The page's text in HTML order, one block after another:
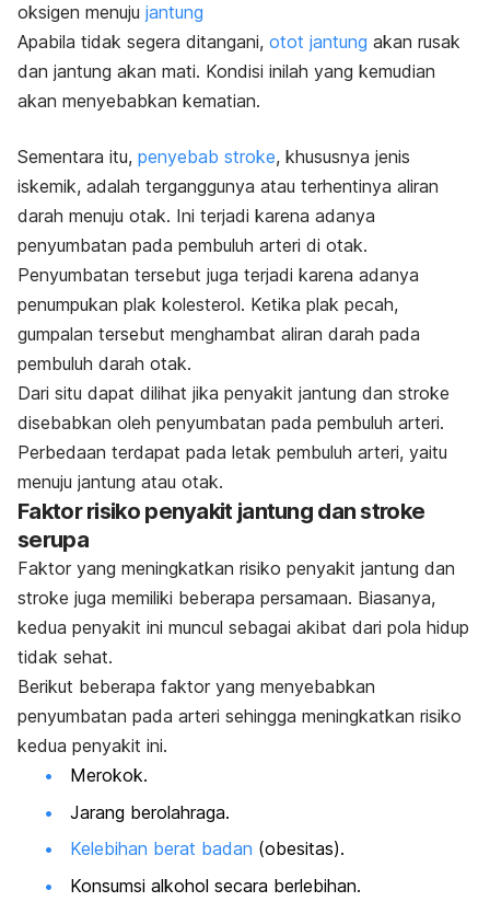
oksigen menuju jantung
Apabila tidak segera ditangani, otot jantung akan rusak
dan jantung akan mati. Kondisi inilah yang kemudian
akan menyebabkan kematian.
Sementara itu, penyebab stroke, khususnya jenis
iskemik, adalah terganggunya atau terhentinya aliran
darah menuju otak. Ini terjadi karena adanya
penyumbatan pada pembuluh arteri di otak.
Penyumbatan tersebut juga terjadi karena adanya
penumpukan plak kolesterol. Ketika plak pecah,
gumpalan tersebut menghambat aliran darah pada
pembuluh darah otak.
Dari situ dapat dilihat jika penyakit jantung dan stroke
disebabkan oleh penyumbatan pada pembuluh arteri.
Perbedaan terdapat pada letak pembuluh arteri, yaitu
menuju jantung atau otak.
Faktor risiko penyakit jantung dan stroke
serupa
Faktor yang meningkatkan risiko penyakit jantung dan
stroke juga memiliki beberapa persamaan. Biasanya,
kedua penyakit ini muncul sebagai akibat dari pola hidup
tidak sehat.
Berikut beberapa faktor yang menyebabkan
penyumbatan pada arteri sehingga meningkatkan risiko
kedua penyakit ini.
Merokok.
Jarang berolahraga.
Kelebihan berat badan (obesitas).
Konsumsi alkohol secara berlebihan.